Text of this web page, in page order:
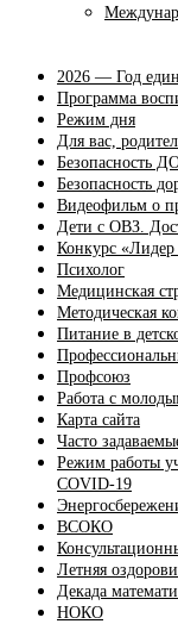
2026 — Год
Программа
Режим дня
Для вас,
Безопасность
Безопасность
Видеофильм о
Дети с ОВЗ.
Конкурс «Лидер
Психолог
Медицинская
Методическая
Питание в
Профсоюз
Работа с
Карта сайта
Часто
Режим работы
COVID-19
ВСОКО
Летняя
Декада
НОКО